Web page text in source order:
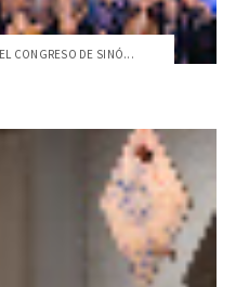
CONGRESO DE SINÓ...